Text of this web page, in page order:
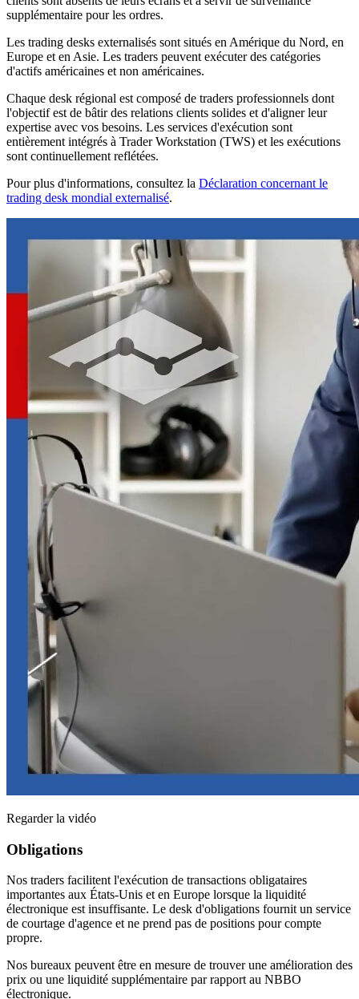
supplémentaire pour les ordres.
Les trading desks externalisés sont situés en Amérique du Nord, en
Europe et en Asie. Les traders peuvent exécuter des catégories
d'actifs américaines et non américaines.
Chaque desk régional est composé de traders professionnels dont
l'objectif est de bâtir des relations clients solides et d'aligner leur
expertise avec vos besoins. Les services d'exécution sont
entièrement intégrés à Trader Workstation (TWS) et les exécutions
sont continuellement reflétées.
Pour plus d'informations, consultez la Déclaration concernant le
trading desk mondial externalisé.
Regarder la vidéo
Obligations
Nos traders facilitent l'exécution de transactions obligataires
importantes aux États-Unis et en Europe lorsque la liquidité
électronique est insuffisante. Le desk d'obligations fournit un service
de courtage d'agence et ne prend pas de positions pour compte
propre.
Nos bureaux peuvent être en mesure de trouver une amélioration des
prix ou une liquidité supplémentaire par rapport au NBBO
électronique.